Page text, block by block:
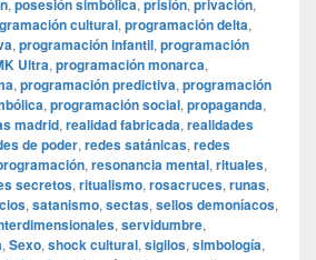
, posesión simbólica, prisión, privación,
cultural, programación delta,
, programación infantil, programación
Ultra, programación monarca,
, programación predictiva, programación
, programación social, propaganda,
madrid, realidad fabricada, realidades
de poder, redes satánicas, redes
, resonancia mental, rituales,
secretos, ritualismo, rosacruces, runas,
, satanismo, sectas, sellos demoníacos,
, servidumbre,
, Sexo, shock cultural, sigilos, simbología,